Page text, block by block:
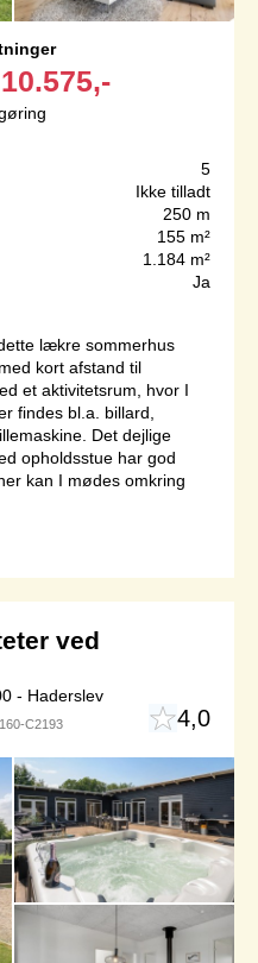
10.575,-
5
Ikke tilladt
250 m
155 m²
1.184 m²
Ja
lækre sommerhus
kort afstand til
et aktivitetsrum, hvor I
findes bl.a. billard,
Det dejlige
opholdsstue har god
kan I mødes omkring
ved
- Haderslev
160-C2193 4,0